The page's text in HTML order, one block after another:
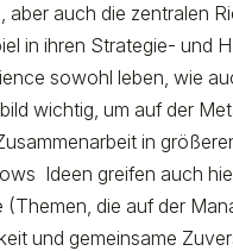
auch die zentralen
in ihren Strategie- und
sowohl leben, wie
wichtig, um auf der
in
Ideen greifen auch
(Themen, die auf der
und gemeinsame